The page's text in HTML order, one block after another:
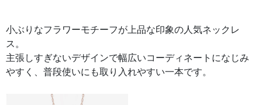
小ぶりなフラワーモチーフが上品な印象の人気ネックレ
ス。
主張しすぎないデザインで幅広いコーディネートになじみ
やすく、普段使いにも取り入れやすい一本です。